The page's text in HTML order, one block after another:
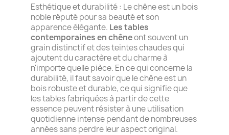
Esthétique et durabilité : Le chêne est un bois
noble réputé pour sa beauté et son
apparence élégante. Les tables
contemporaines en chêneont souvent un
grain distinctif et des teintes chaudes qui
ajoutent du caractère et du charme à
n'importe quelle pièce. En ce qui concerne la
durabilité, il faut savoir que le chêne est un
bois robuste et durable, ce qui signifie que
les tables fabriquées à partir de cette
essence peuvent résister à une utilisation
quotidienne intense pendant de nombreuses
années sans perdre leur aspect original.